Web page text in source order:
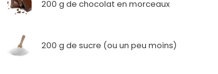
200 g de chocolat en morceaux
200 g de sucre (ou un peu moins)